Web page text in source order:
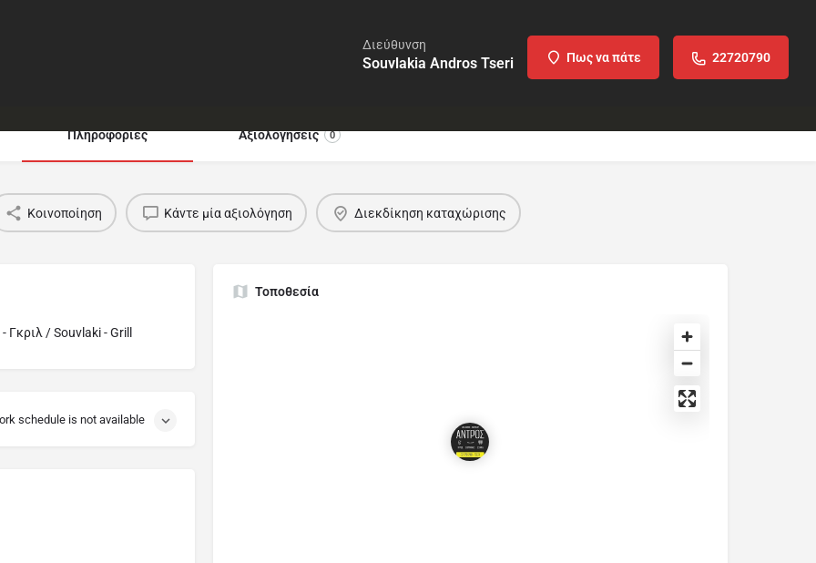
Διεύθυνση
Souvlakia Andros Tseri Πως να πάτε 22720790
Πληροφορίες Αξιολογήσεις 0
Κοινοποίηση Κάντε μία αξιολόγηση Διεκδίκηση καταχώρισης
Γκριλ / Souvlaki - Grill
schedule is not available
Τοποθεσία